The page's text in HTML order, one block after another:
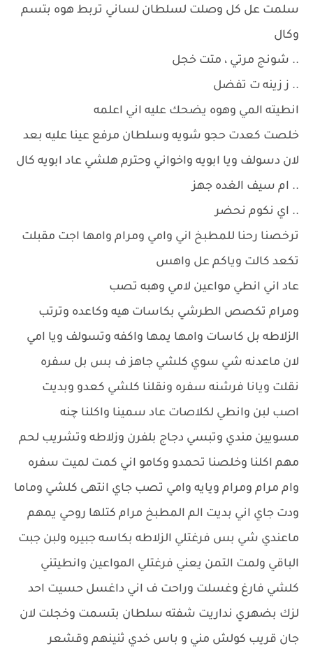
سلمت عل كل وصلت لسلطان لساني تربط هوه بتسم
وكال
.. شونج مرتي ، متت خجل
.. ز زينه ت تفضل
انطيته المي وهوه يضحك عليه اني اعلمه
خلصت كعدت حجو شويه وسلطان مرفع عينا عليه بعد
لان دسولف ويا ابويه واخواني وحترم هلشي عاد ابويه كال
.. ام سيف الغده جهز
.. اي نكوم نحضر
ترخصنا رحنا للمطبخ اني وامي ومرام وامها اجت مقبلت
تكعد كالت وياكم عل واهس
عاد اني انطي مواعين لامي وهبه تصب
ومرام تكصص الطرشي بكاسات هيه وكاعده وترتب
الزلاطه بل كاسات وامها يمها واكفه وتسولف ويا امي
لان ماعدنه شي سوي كلشي جاهز ف بس بل سفره
نقلت ويانا فرشنه سفره ونقلنا كلشي كعدو وبديت
اصب لبن وانطي لكلاصات عاد سمينا واكلنا چنه
مسويين مندي وتبسي دجاج بلفرن وزلاطه وتشريب لحم
مهم اكلنا وخلصنا تحمدو وكامو اني كمت لميت سفره
وام مرام ومرام ويايه وامي تصب جاي انتهى كلشي وماما
ودت جاي اني بديت الم المطبخ مرام كتلها روحي يمهم
ماعندي شي بس فرغتلي الزلاطه بكاسه جبيره ولبن جبت
الباقي ولمت التمن يعني فرغتلي المواعين وانطيتني
كلشي فارغ وغسلت وراحت ف اني داغسل حسيت احد
لزك بضهري نداريت شفته سلطان بتسمت وخجلت لان
جان قريب كولش مني و باس خدي ثنينهم وقشعر